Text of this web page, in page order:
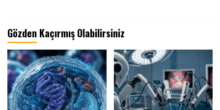
Gözden Kaçırmış Olabilirsiniz